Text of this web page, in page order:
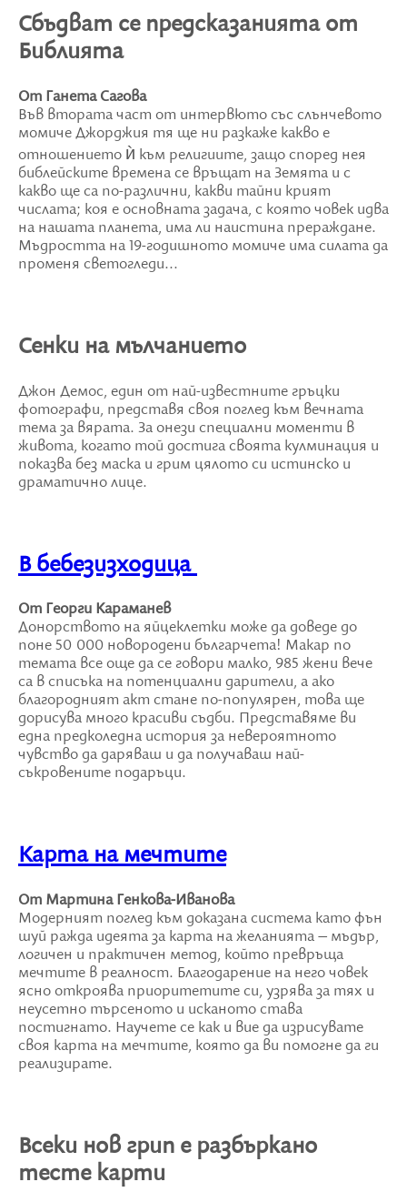
Сбъдват се предсказанията от
Библията
От Ганета Сагова
Във втората част от интервюто със слънчевото
момиче Джорджия тя ще ни разкаже какво е
отношението ѝ към религиите, защо според нея
библейските времена се връщат на Земята и с
какво ще са по-различни, какви тайни крият
числата; коя е основната задача, с която човек идва
на нашата планета, има ли наистина прераждане.
Мъдростта на 19-годишното момиче има силата да
променя светогледи...
Сенки на мълчанието
Джон Демос, един от най-известните гръцки
фотографи, представя своя поглед към вечната
тема за вярата. За онези специални моменти в
живота, когато той достига своята кулминация и
показва без маска и грим цялото си истинско и
драматично лице.
В бебезизходица
От Георги Караманев
Донорството на яйцеклетки може да доведе до
поне 50 000 новородени българчета! Макар по
темата все още да се говори малко, 985 жени вече
са в списъка на потенциални дарители, а ако
благородният акт стане по-популярен, това ще
дорисува много красиви съдби. Представяме ви
една предколедна история за невероятното
чувство да даряваш и да получаваш най-
съкровените подаръци.
Карта на мечтите
От Мартина Генкова-Иванова
Модерният поглед към доказана система като фън
шуй ражда идеята за карта на желанията – мъдър,
логичен и практичен метод, който превръща
мечтите в реалност. Благодарение на него човек
ясно откроява приоритетите си, узрява за тях и
неусетно търсеното и исканото става
постигнато. Научете се как и вие да изрисувате
своя карта на мечтите, която да ви помогне да ги
реализирате.
Всеки нов грип е разбъркано
тесте карти